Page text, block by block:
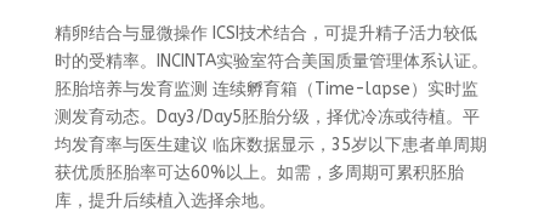
精卵结合与显微操作 ICSI技术结合，可提升精子活力较低
时的受精率。INCINTA实验室符合美国质量管理体系认证。
胚胎培养与发育监测 连续孵育箱（Time-lapse）实时监
测发育动态。Day3/Day5胚胎分级，择优冷冻或待植。平
均发育率与医生建议 临床数据显示，35岁以下患者单周期
获优质胚胎率可达60%以上。如需，多周期可累积胚胎
库，提升后续植入选择余地。